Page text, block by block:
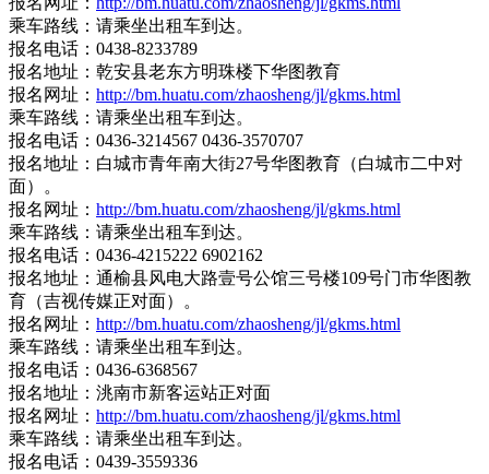
乘车路线：请乘坐出租车到达。
报名电话：0438-8233789
报名地址：乾安县老东方明珠楼下华图教育
报名网址： http://bm.huatu.com/zhaosheng/jl/gkms.html
乘车路线：请乘坐出租车到达。
报名电话：0436-3214567 0436-3570707
报名地址：白城市青年南大街27号华图教育（白城市二中对
面）。
报名网址： http://bm.huatu.com/zhaosheng/jl/gkms.html
乘车路线：请乘坐出租车到达。
报名电话：0436-4215222 6902162
报名地址：通榆县风电大路壹号公馆三号楼109号门市华图教
育（吉视传媒正对面）。
报名网址： http://bm.huatu.com/zhaosheng/jl/gkms.html
乘车路线：请乘坐出租车到达。
报名电话：0436-6368567
报名地址：洮南市新客运站正对面
报名网址： http://bm.huatu.com/zhaosheng/jl/gkms.html
乘车路线：请乘坐出租车到达。
报名电话：0439-3559336